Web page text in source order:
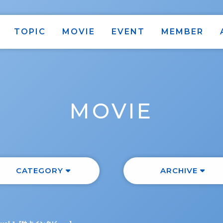
TOPIC MOVIE EVENT MEMBER
MOVIE
CATEGORY ARCHIVE